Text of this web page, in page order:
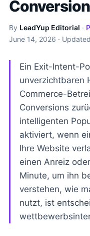
By LeadYup Editorial ·
June 14, 2026 · Updated
Ein Exit-Intent-
unverzichtbaren
Commerce-
Conversions
intelligenten
aktiviert, wenn
Ihre Website
einen Anreiz
Minute, um ihn
verstehen, wie
nutzt, ist